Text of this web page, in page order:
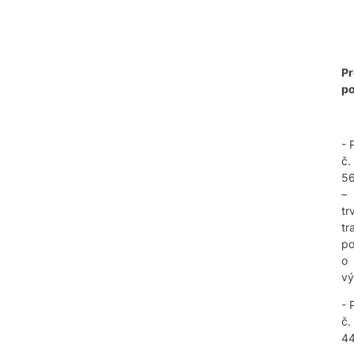
-
č.
–
o
-
č.